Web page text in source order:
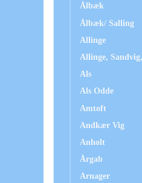
Ålbæk
Ålbæk/ Salling
Allinge
Allinge,
Als
Als Odde
Amtoft
Andkær Vig
Anholt
Årgab
Arnager